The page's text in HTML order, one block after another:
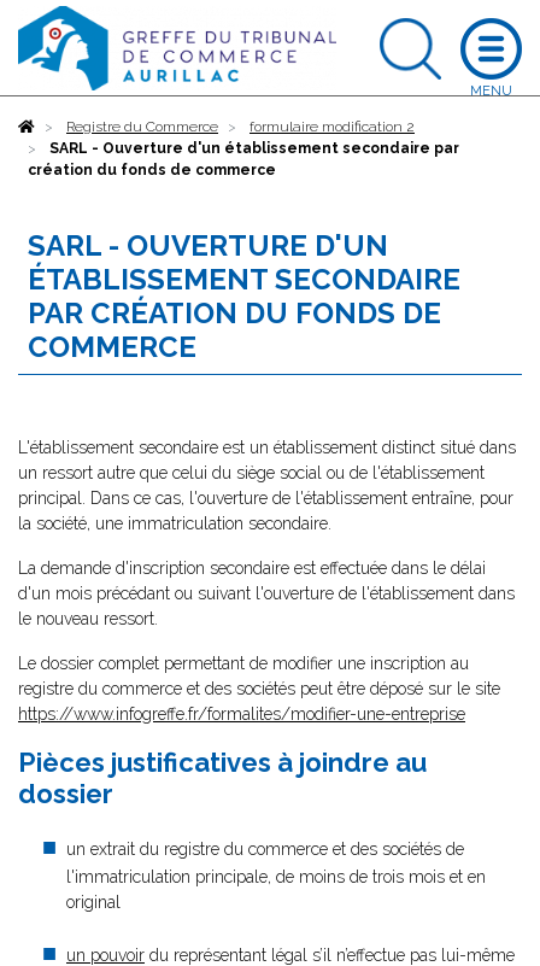
AccueilRegistre du Commerce
formulaire modification 2
SARL - Ouverture d'un établissement secondaire par
création du fonds de commerce
SARL - OUVERTURE D'UN
ÉTABLISSEMENT SECONDAIRE
PAR CRÉATION DU FONDS DE
COMMERCE
L'établissement secondaire est un établissement distinct situé dans
un ressort autre que celui du siège social ou de l'établissement
principal. Dans ce cas, l'ouverture de l'établissement entraîne, pour
la société, une immatriculation secondaire.
La demande d'inscription secondaire est effectuée dans le délai
d'un mois précédant ou suivant l'ouverture de l'établissement dans
le nouveau ressort.
Le dossier complet permettant de modifier une inscription au
registre du commerce et des sociétés peut être déposé sur le site
https://www.infogreffe.fr/formalites/modifier-une-entreprise
Pièces justificatives à joindre au
dossier
un extrait du registre du commerce et des sociétés de
l'immatriculation principale, de moins de trois mois et en
original
un pouvoir du représentant légal s’il n’effectue pas lui-même